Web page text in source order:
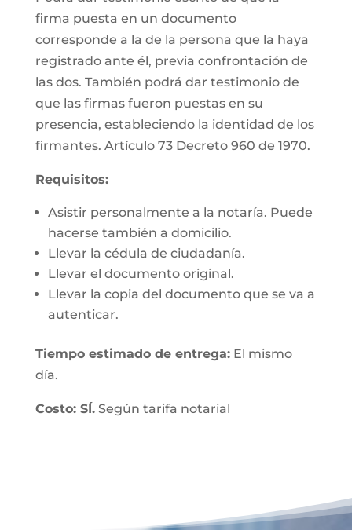
firma puesta en un documento
corresponde a la de la persona que la haya
registrado ante él, previa confrontación de
las dos. También podrá dar testimonio de
que las firmas fueron puestas en su
presencia, estableciendo la identidad de los
firmantes. Artículo 73 Decreto 960 de 1970.
Requisitos:
Asistir personalmente a la notaría. Puede
hacerse también a domicilio.
Llevar la cédula de ciudadanía.
Llevar el documento original.
Llevar la copia del documento que se va a
autenticar.
Tiempo estimado de entrega:El mismo
día.
Costo: SÍ.Según tarifa notarial